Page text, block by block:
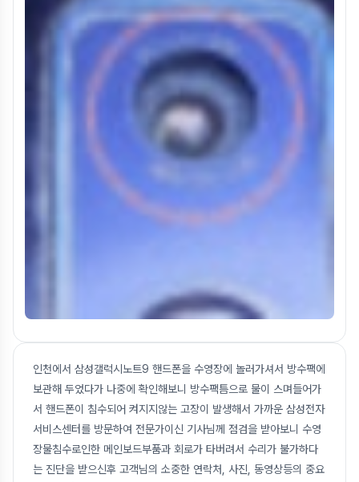
인천에서 삼성갤럭시노트9 핸드폰을 수영장에 놀러가셔서 방수팩에
보관해 두었다가 나중에 확인해보니 방수팩틈으로 물이 스며들어가
서 핸드폰이 침수되어 켜지지않는 고장이 발생해서 가까운 삼성전자
서비스센터를 방문하여 전문가이신 기사님께 점검을 받아보니 수영
장물침수로인한 메인보드부품과 회로가 타버려서 수리가 불가하다
는 진단을 받으신후 고객님의 소중한 연락처, 사진, 동영상등의 중요